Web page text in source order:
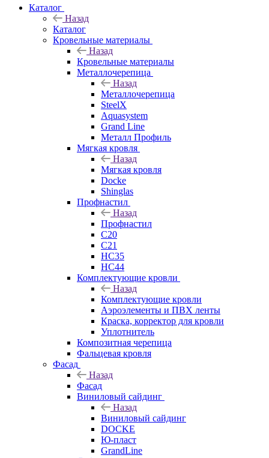
Каталог
Назад
Каталог
Кровельные материалы
Назад
Кровельные материалы
Металлочерепица
Назад
Металлочерепица
SteelX
Aquasystem
Grand Line
Металл Профиль
Мягкая кровля
Назад
Мягкая кровля
Docke
Shinglas
Профнастил
Назад
Профнастил
C20
C21
НС35
НС44
Комплектующие кровли
Назад
Комплектующие кровли
Аэроэлементы и ПВХ ленты
Краска, корректор для кровли
Уплотнитель
Композитная черепица
Фальцевая кровля
Фасад
Назад
Фасад
Виниловый сайдинг
Назад
Виниловый сайдинг
DOCKE
Ю-пласт
GrandLine